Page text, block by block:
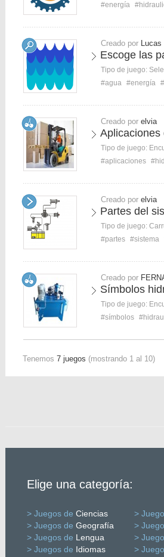
#energía
Creado por Lucas
Escoge las
Tipo de juego:
#agua #energía
Creado por elvia
Aplicaciones
Tipo de juego:
#aplicaciones
Creado por elvia
Partes del
Tipo de juego:
#partes #sistema
Creado por
Símbolos
Tipo de juego:
#símbolos
Tenemos 7 juegos (mostrando 1 al 10)
Elige una categoría:
> Juegos de Ciencias >
> Juegos de Geografía >
> Juegos de Lengua >
> Juegos de Idiomas >